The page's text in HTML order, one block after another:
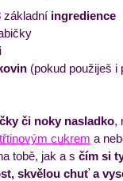
základní ingredience
(pokud použiješ i
či noky nasladko,
cukrem a
tobě, jak a s čím si
skvělou chuť a